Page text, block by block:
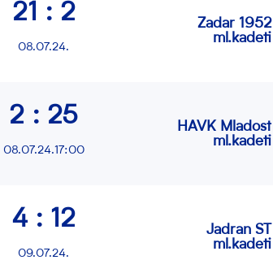
21 : 2
08.07.24.
Zadar 1952
ml.kadeti
2 : 25
08.07.24.17:00
HAVK Mladost
ml.kadeti
4 : 12
09.07.24.
Jadran ST
ml.kadeti